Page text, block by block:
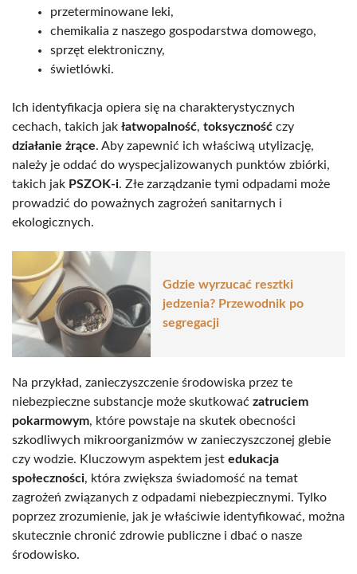
przeterminowane leki,
chemikalia z naszego gospodarstwa domowego,
sprzęt elektroniczny,
świetlówki.
Ich identyfikacja opiera się na charakterystycznych
cechach, takich jak łatwopalność, toksyczność czy
działanie żrące. Aby zapewnić ich właściwą utylizację,
należy je oddać do wyspecjalizowanych punktów zbiórki,
takich jak PSZOK-i. Złe zarządzanie tymi odpadami może
prowadzić do poważnych zagrożeń sanitarnych i
ekologicznych.
Gdzie wyrzucać resztki
jedzenia? Przewodnik po
segregacji
Na przykład, zanieczyszczenie środowiska przez te
niebezpieczne substancje może skutkować zatruciem
pokarmowym, które powstaje na skutek obecności
szkodliwych mikroorganizmów w zanieczyszczonej glebie
czy wodzie. Kluczowym aspektem jest edukacja
społeczności, która zwiększa świadomość na temat
zagrożeń związanych z odpadami niebezpiecznymi. Tylko
poprzez zrozumienie, jak je właściwie identyfikować, można
skutecznie chronić zdrowie publiczne i dbać o nasze
środowisko.